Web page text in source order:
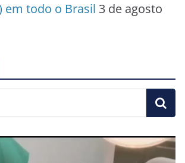
em todo o Brasil 3 de agosto